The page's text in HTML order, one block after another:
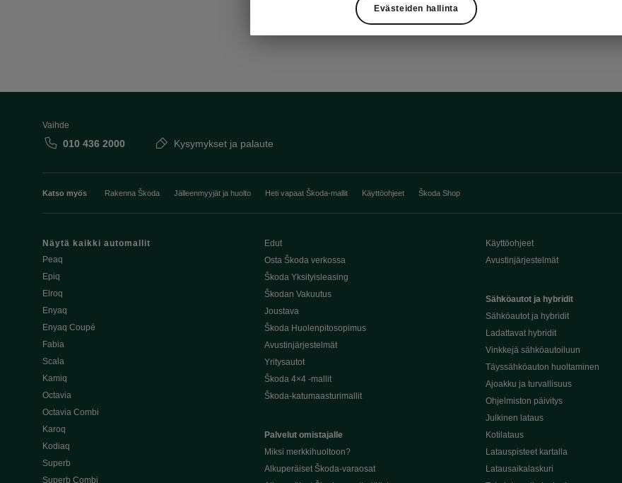
Vaihde
010 436 2000 Kysymykset ja palaute
Katso myös Rakenna Škoda Jälleenmyyjät ja huolto Heti vapaat Škoda-mallit Käyttöohjeet Škoda Shop
Näytä kaikki automallit
Peaq
Epiq
Elroq
Enyaq
Enyaq Coupé
Fabia
Scala
Kamiq
Octavia
Octavia Combi
Karoq
Kodiaq
Superb
Superb Combi
Edut
Osta Škoda verkossa
Škoda Yksityisleasing
Škodan Vakuutus
Joustava
Škoda Huolenpitosopimus
Avustinjärjestelmät
Yritysautot
Škoda 4×4 -mallit
Škoda-katumaasturimallit
Palvelut omistajalle
Miksi merkkihuoltoon?
Alkuperäiset Škoda-varaosat
Käyttöohjeet
Avustinjärjestelmät
Sähköautot ja hybridit
Sähköautot ja hybridit
Ladattavat hybridit
Vinkkejä sähköautoiluun
Täyssähköauton huoltaminen
Ajoakku ja turvallisuus
Ohjelmiston päivitys
Julkinen lataus
Kotilataus
Latauspisteet kartalla
Latausaikalaskuri
Evästeiden hallinta